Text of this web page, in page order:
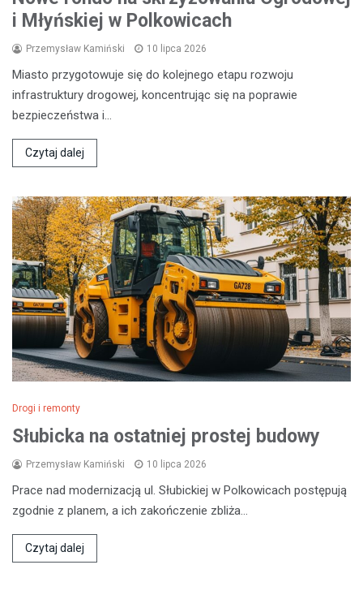
i Młyńskiej w Polkowicach
Przemysław Kamiński 10 lipca 2026
Miasto przygotowuje się do kolejnego etapu rozwoju
infrastruktury drogowej, koncentrując się na poprawie
bezpieczeństwa i…
Czytaj dalej
Drogi i remonty
Słubicka na ostatniej prostej budowy
Przemysław Kamiński 10 lipca 2026
Prace nad modernizacją ul. Słubickiej w Polkowicach postępują
zgodnie z planem, a ich zakończenie zbliża…
Czytaj dalej